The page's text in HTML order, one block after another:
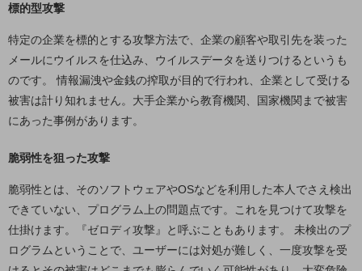
災害対策・BCP
課題・ニーズで探すTOP
コミュニケーション・情報共有
マーケティング
災害対策
職場環境整備
地域共創・地方創生
セキュリティ対策
標的型攻撃
特定の企業を標的とする攻撃方法で、企業の顧客や取引先を装った
メールにウイルスを仕込み、ウイルスデータを送りつけるというも
のです。 情報漏洩や金銭の搾取が目的で行われ、企業として受ける
被害は計り知れません。大手企業から教育機関、国家機関まで被害
にあった事例があります。
脆弱性を狙った攻撃
脆弱性とは、そのソフトウェアやOSなどを利用した本人でさえ検出
できていない、プログラム上の問題点です。これを見つけて攻撃を
仕掛けます。『ゼロディ攻撃』と呼ぶこともあります。 未検出のプ
ログラムということで、ユーザーには対処が難しく、一度攻撃を受